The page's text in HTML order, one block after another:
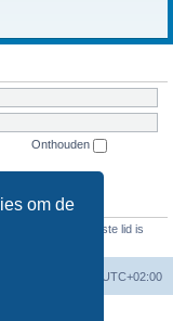
om de
Onthouden
• Ons nieuwste lid is
UTC+02:00
Limited